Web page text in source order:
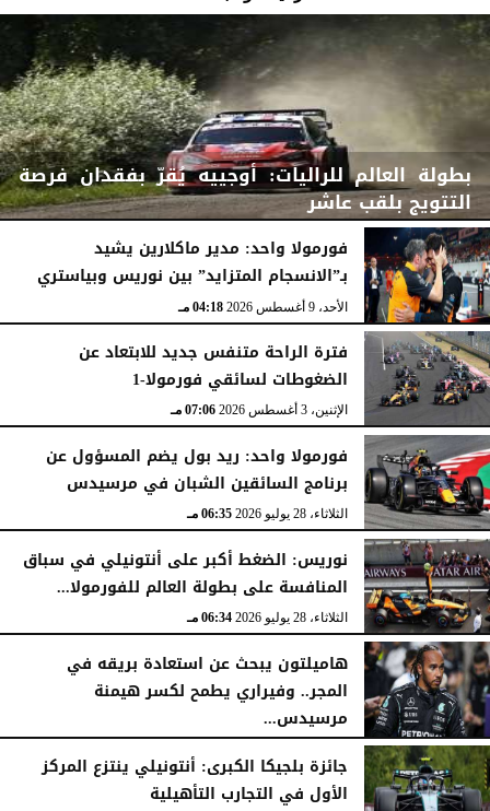
بطولة العالم للراليات: أوجييه يُقرّ بفقدان فرصة
التتويج بلقب عاشر
الأحد، 9 أغسطس 2026 04:29 مـ
فورمولا واحد: مدير ماكلارين يشيد
بـ”الانسجام المتزايد” بين نوريس وبياستري
الأحد، 9 أغسطس 2026 04:18 مـ
فترة الراحة متنفس جديد للابتعاد عن
الضغوطات لسائقي فورمولا-1
الإثنين، 3 أغسطس 2026 07:06 مـ
فورمولا واحد: ريد بول يضم المسؤول عن
برنامج السائقين الشبان في مرسيدس
الثلاثاء، 28 يوليو 2026 06:35 مـ
نوريس: الضغط أكبر على أنتونيلي في سباق
المنافسة على بطولة العالم للفورمولا...
الثلاثاء، 28 يوليو 2026 06:34 مـ
هاميلتون يبحث عن استعادة بريقه في
المجر.. وفيراري يطمح لكسر هيمنة
مرسيدس...
السبت، 25 يوليو 2026 04:41 مـ
جائزة بلجيكا الكبرى: أنتونيلي ينتزع المركز
الأول في التجارب التأهيلية